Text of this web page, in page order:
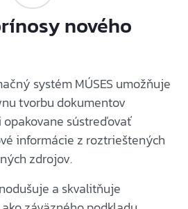
nového
systém MÚSES umožňuje
tvorbu dokumentov
sústreďovať
informácie z roztrieštených
zdrojov.
a skvalitňuje